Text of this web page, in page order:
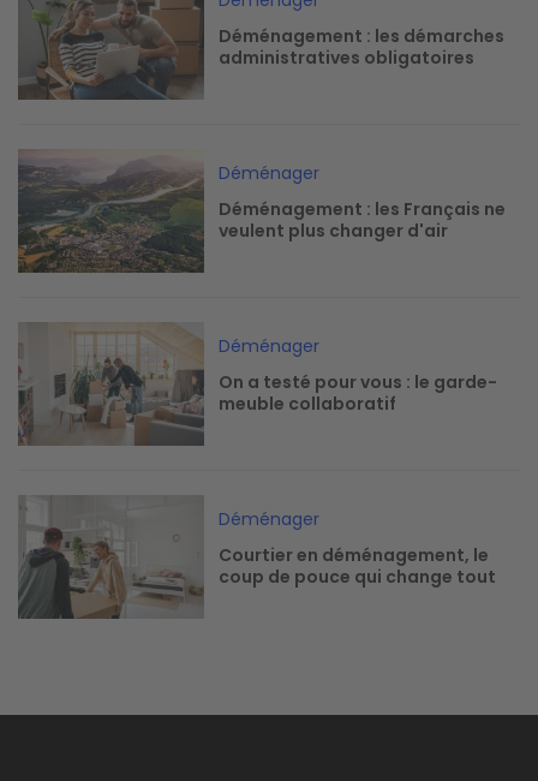
Déménagement : les démarches
administratives obligatoires
Image
Déménager
Déménagement : les Français ne
veulent plus changer d'air
Image
Déménager
On a testé pour vous : le garde-
meuble collaboratif
Image
Déménager
Courtier en déménagement, le
coup de pouce qui change tout